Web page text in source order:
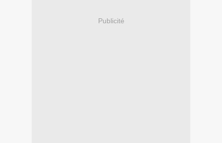
Publicité